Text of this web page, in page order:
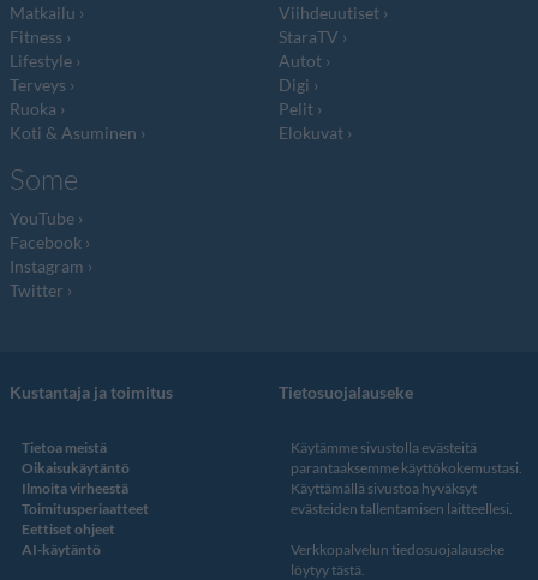
Matkailu
Fitness
Lifestyle
Terveys
Ruoka
Koti & Asuminen
Viihdeuutiset
StaraTV
Autot
Digi
Pelit
Elokuvat
Some
YouTube
Facebook
Instagram
Twitter
Kustantaja ja toimitus
Tietoa meistä
Oikaisukäytäntö
Ilmoita virheestä
Toimitusperiaatteet
Eettiset ohjeet
AI-käytäntö
Tietosuojalauseke
Käytämme sivustolla evästeitä
parantaaksemme käyttökokemustasi.
Käyttämällä sivustoa hyväksyt
evästeiden tallentamisen laitteellesi.
Verkkopalvelun tiedosuojalauseke
löytyy tästä